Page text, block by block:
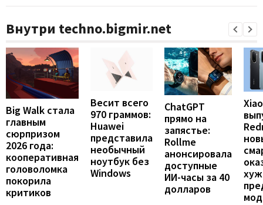
Внутри techno.bigmir.net
Big Walk стала
главным
сюрпризом
2026 года:
кооперативная
головоломка
покорила
критиков
Весит всего
970 граммов:
Huawei
представила
необычный
ноутбук без
Windows
ChatGPT
прямо на
запястье:
Rollme
анонсировала
доступные
ИИ-часы за 40
долларов